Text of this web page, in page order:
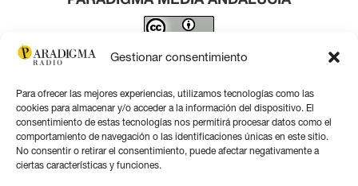
Gestionar consentimiento
Para ofrecer las mejores experiencias, utilizamos tecnologías como las
cookies para almacenar y/o acceder a la información del dispositivo. El
consentimiento de estas tecnologías nos permitirá procesar datos como el
comportamiento de navegación o las identificaciones únicas en este sitio.
No consentir o retirar el consentimiento, puede afectar negativamente a
ciertas características y funciones.
Este obra está bajo una licencia de Creative Commons
Contacto por correo